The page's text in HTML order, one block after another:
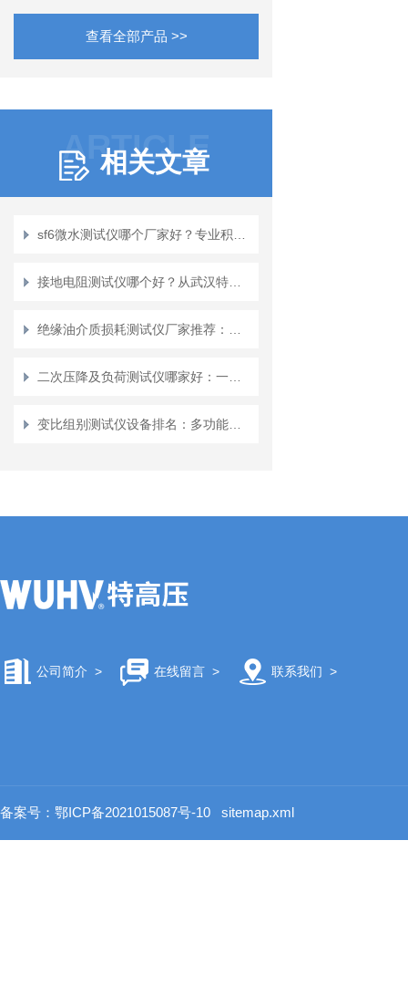
查看全部产品 >>
ARTICLE
相关文章
公司简介 > 在线留言> 联系我们 >
备案号：鄂ICP备2021015087号-10 sitemap.xml